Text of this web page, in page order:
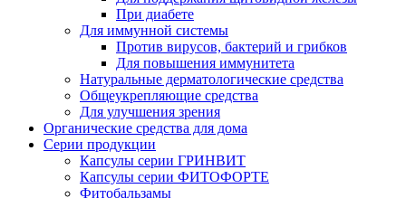
При диабете
Для иммунной системы
Против вирусов, бактерий и грибков
Для повышения иммунитета
Натуральные дерматологические средства
Общеукрепляющие средства
Для улучшения зрения
Органические средства для дома
Серии продукции
Капсулы серии ГРИНВИТ
Капсулы серии ФИТОФОРТЕ
Фитобальзамы